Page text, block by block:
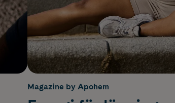
Magazine by Apohem